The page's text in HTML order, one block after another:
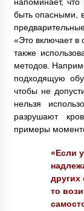
быть опасными,
«Это включает в
также
методов.
подходящую
чтобы не
нельзя
разрушают
примеры
«Если
других
то